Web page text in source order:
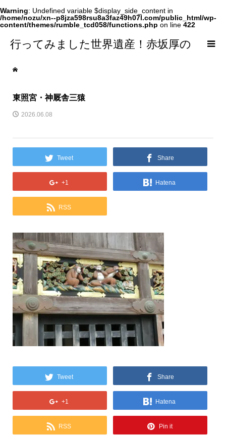
Warning: Undefined variable $display_side_content in
/home/nozu/xn--p8jza598rsu8a3faz49h07l.com/public_html/wp-
content/themes/rumble_tcd058/functions.php on line 422
行ってみました世界遺産！赤坂厚の
world Heritage
東照宮・神厩舎三猿
2026.06.08
Tweet Share
+1 Hatena
RSS
Tweet Share
+1 Hatena
RSS Pin it